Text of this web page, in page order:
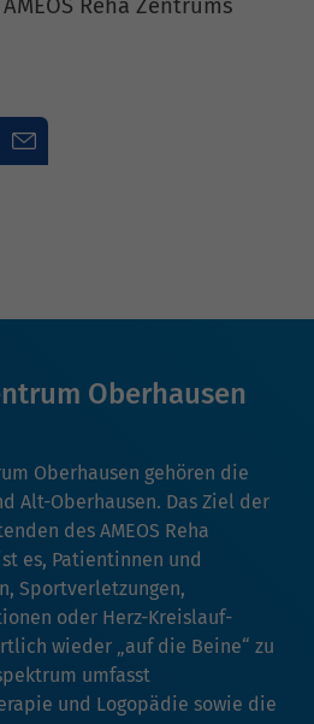
Reha Zentrums
Oberhausen
Oberhausen gehören die
Alt-Oberhausen. Das Ziel der
des AMEOS Reha
es, Patientinnen und
Sportverletzungen,
oder Herz-Kreislauf-
wieder „auf die Beine“ zu
umfasst
und Logopädie sowie die